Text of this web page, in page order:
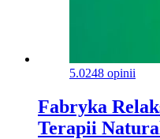
5.0248 opinii
Fabryka
Terapii